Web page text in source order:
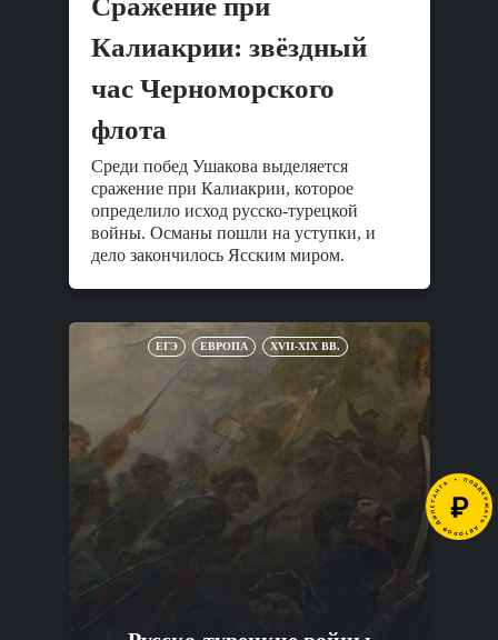
Сражение при
Калиакрии: звёздный
час Черноморского
флота
Среди побед Ушакова выделяется
сражение при Калиакрии, которое
определило исход русско-турецкой
войны. Османы пошли на уступки, и
дело закончилось Ясским миром.
ЕГЭ ЕВРОПА XVII-XIX ВВ.